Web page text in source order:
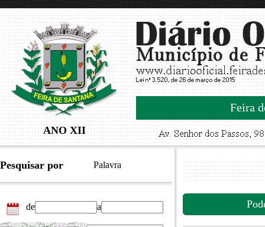
ANO XII
Feira
Pesquisar por Palavra
de a